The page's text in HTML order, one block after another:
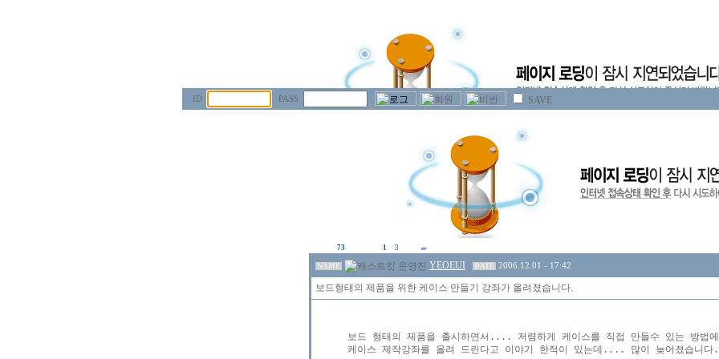
ID PASS SAVE
73 1 3
NAME YEOEUI DATE 2006.12.01 - 17:42
보드형태의 제품을 위한 케이스 만들기 강좌가 올려졌습니다.
보드 형태의 제품을 출시하면서.... 저렴하게 케이스를 직접 만들수 있는 방법
케이스 제작강좌를 올려 드린다고 이야기 한적이 있는데.... 많이 늦어졌습니다.